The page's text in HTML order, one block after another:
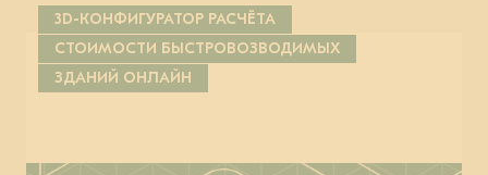
3D-КОНФИГУРАТОР РАСЧЁТА
СТОИМОСТИ БЫСТРОВОЗВОДИМЫХ
ЗДАНИЙ ОНЛАЙН